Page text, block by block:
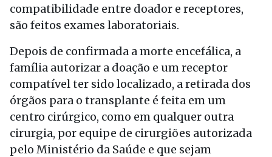
compatibilidade entre doador e receptores,
são feitos exames laboratoriais.
Depois de confirmada a morte encefálica, a
família autorizar a doação e um receptor
compatível ter sido localizado, a retirada dos
órgãos para o transplante é feita em um
centro cirúrgico, como em qualquer outra
cirurgia, por equipe de cirurgiões autorizada
pelo Ministério da Saúde e que sejam